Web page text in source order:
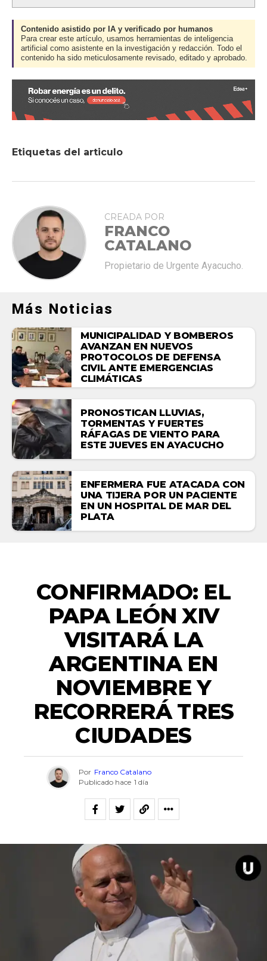
Contenido asistido por IA y verificado por humanos
Para crear este artículo, usamos herramientas de inteligencia
artificial como asistente en la investigación y redacción. Todo el
contenido ha sido meticulosamente revisado, editado y aprobado.
Etiquetas del articulo
CREADA POR
FRANCO
CATALANO
Propietario de Urgente Ayacucho.
Más Noticias
MUNICIPALIDAD Y BOMBEROS
AVANZAN EN NUEVOS
PROTOCOLOS DE DEFENSA
CIVIL ANTE EMERGENCIAS
CLIMÁTICAS
PRONOSTICAN LLUVIAS,
TORMENTAS Y FUERTES
RÁFAGAS DE VIENTO PARA
ESTE JUEVES EN AYACUCHO
ENFERMERA FUE ATACADA CON
UNA TIJERA POR UN PACIENTE
EN UN HOSPITAL DE MAR DEL
PLATA
CONFIRMADO: EL
PAPA LEÓN XIV
VISITARÁ LA
ARGENTINA EN
NOVIEMBRE Y
RECORRERÁ TRES
CIUDADES
Por Franco Catalano
Publicado hace 1 día